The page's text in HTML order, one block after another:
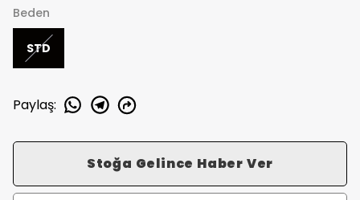
Beden
STD
Paylaş:
Stoğa Gelince Haber Ver